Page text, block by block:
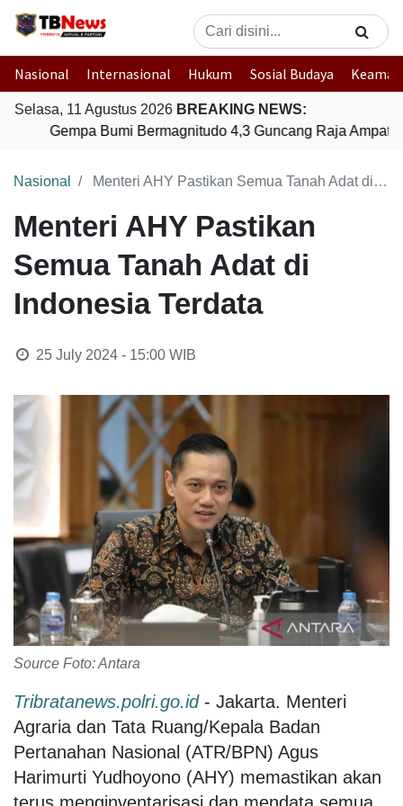
Nasional Internasional Hukum Sosial Budaya
Selasa, 11 Agustus 2026 BREAKING NEWS:
Gempa Bumi Bermagnitudo 4,3 Guncang Raja Ampat,
Nasional Menteri AHY Pastikan Semua Tanah Adat di Indonesia Terdata
Menteri AHY Pastikan
Semua Tanah Adat di
Indonesia Terdata
25 July 2024 - 15:00WIB
Source Foto: Antara
Tribratanews.polri.go.id- Jakarta. Menteri
Agraria dan Tata Ruang/Kepala Badan
Pertanahan Nasional (ATR/BPN) Agus
Harimurti Yudhoyono (AHY) memastikan akan